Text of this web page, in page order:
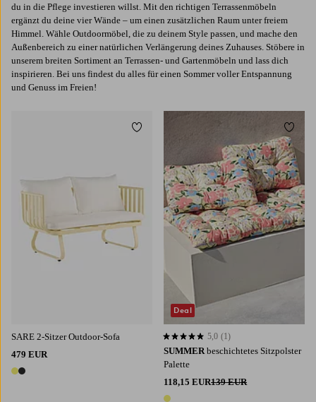
du in die Pflege investieren willst. Mit den richtigen Terrassenmöbeln
ergänzt du deine vier Wände – um einen zusätzlichen Raum unter freiem
Himmel. Wähle Outdoormöbel, die zu deinem Style passen, und mache den
Außenbereich zu einer natürlichen Verlängerung deines Zuhauses. Stöbere in
unserem breiten Sortiment an Terrassen- und Gartenmöbeln und lass dich
inspirieren. Bei uns findest du alles für einen Sommer voller Entspannung
und Genuss im Freien!
SARE 2-Sitzer Outdoor-Sofa
479 EUR
2 Farben
Zu Favoriten hinzufügen
SUMMER beschichtetes Sitzpolster
Palette
118,15 EUR139 EUR
5,0 basierend auf 1 Bewertungen
5,0 (1)
Deal
Zu